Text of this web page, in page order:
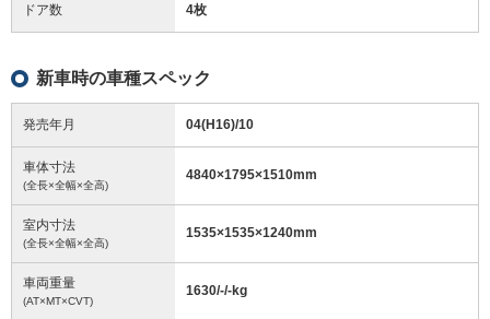
ドア数 4枚
新車時の車種スペック
発売年月 04(H16)/10
車体寸法
(全長×全幅×全高)
4840×1795×1510mm
室内寸法
(全長×全幅×全高)
1535×1535×1240mm
車両重量
(AT×MT×CVT)
1630/-/-kg